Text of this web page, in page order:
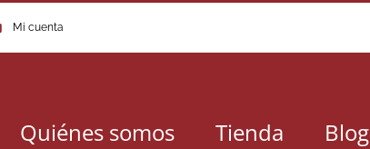
Mi cuenta
Quiénes somos Tienda Blog